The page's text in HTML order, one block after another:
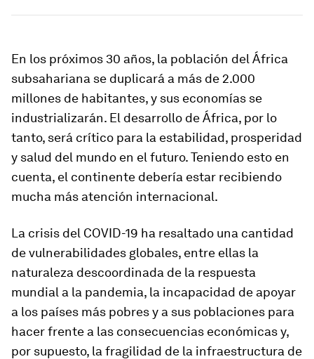
En los próximos 30 años, la población del África
subsahariana se duplicará a más de 2.000
millones de habitantes, y sus economías se
industrializarán. El desarrollo de África, por lo
tanto, será crítico para la estabilidad, prosperidad
y salud del mundo en el futuro. Teniendo esto en
cuenta, el continente debería estar recibiendo
mucha más atención internacional.
La crisis del COVID-19 ha resaltado una cantidad
de vulnerabilidades globales, entre ellas la
naturaleza descoordinada de la respuesta
mundial a la pandemia, la incapacidad de apoyar
a los países más pobres y a sus poblaciones para
hacer frente a las consecuencias económicas y,
por supuesto, la fragilidad de la infraestructura de